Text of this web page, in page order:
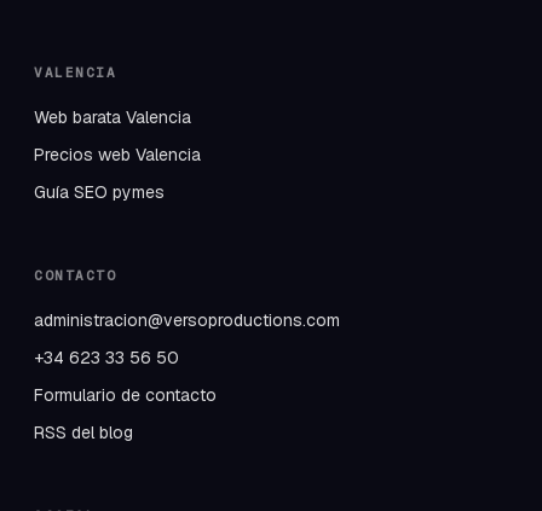
VALENCIA
Web barata Valencia
Precios web Valencia
Guía SEO pymes
CONTACTO
administracion@versoproductions.com
+34 623 33 56 50
Formulario de contacto
RSS del blog